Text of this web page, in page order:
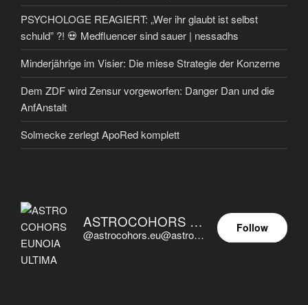
PSYCHOLOGE REAGIERT: „Wer ihr glaubt ist selbst
schuld” ?! 💀 Medfluencer sind sauer | nessadhs
Minderjährige im Visier: Die miese Strategie der Konzerne
Dem ZDF wird Zensur vorgeworfen: Danger Dan und die
AnfAnstalt
Solmecke zerlegt ApoRed komplett
ASTROCOHORS EUNOIA ULTIMA
@astrocohors.eu@astrocohors.eu
Follow